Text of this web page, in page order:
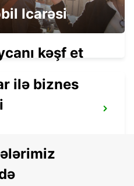
Icarəsi
kəşf et
ilə biznes